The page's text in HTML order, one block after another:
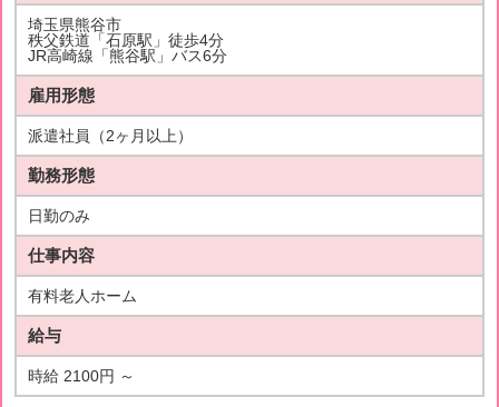
埼玉県熊谷市
秩父鉄道「石原駅」徒歩4分
JR高崎線「熊谷駅」バス6分
雇用形態
派遣社員（2ヶ月以上）
勤務形態
日勤のみ
仕事内容
有料老人ホーム
給与
時給 2100円 ～